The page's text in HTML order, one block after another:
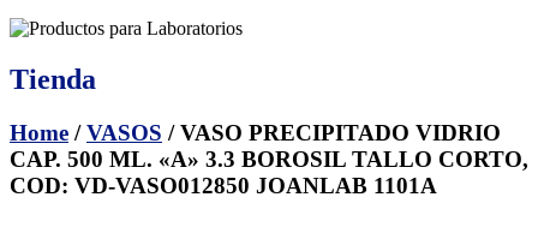
Tienda
Home /VASOS / VASO PRECIPITADO VIDRIO
CAP. 500 ML. «A» 3.3 BOROSIL TALLO CORTO,
COD: VD-VASO012850 JOANLAB 1101A